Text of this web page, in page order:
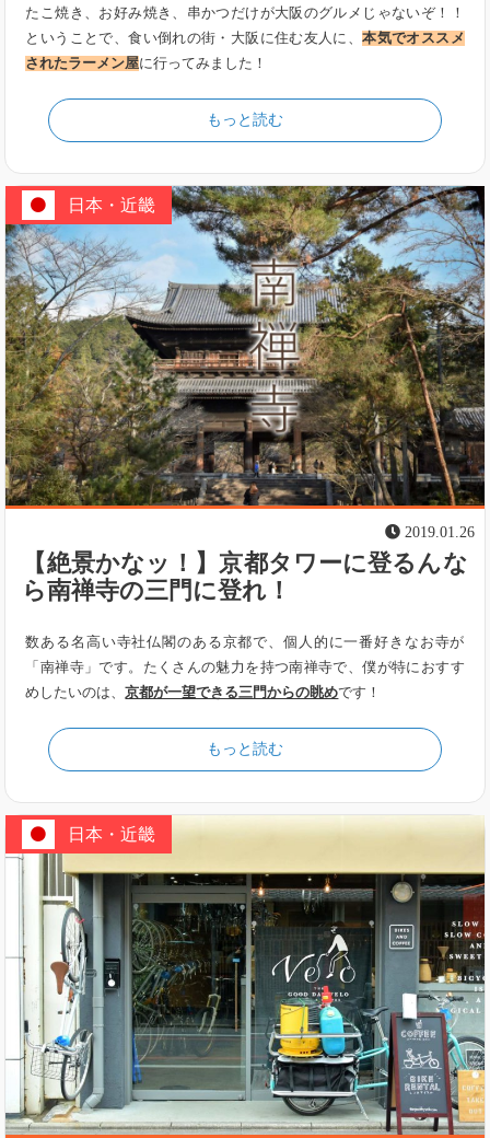
たこ焼き、お好み焼き、串かつだけが大阪のグルメじゃないぞ！！
ということで、食い倒れの街・大阪に住む友人に、本気でオススメ
されたラーメン屋に行ってみました！
もっと読む
日本・近畿
2019.01.26
【絶景かなッ！】京都タワーに登るんな
ら南禅寺の三門に登れ！
数ある名高い寺社仏閣のある京都で、個人的に一番好きなお寺が
「南禅寺」です。たくさんの魅力を持つ南禅寺で、僕が特におすす
めしたいのは、京都が一望できる三門からの眺めです！
もっと読む
日本・近畿